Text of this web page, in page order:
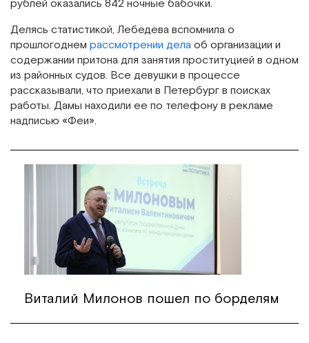
рублей оказались 842 ночные бабочки.
Делясь статистикой, Лебедева вспомнила о
прошлогоднем рассмотрении делаоб организации и
содержании притона для занятия проституцией в одном
из районных судов. Все девушки в процессе
рассказывали, что приехали в Петербург в поисках
работы. Дамы находили ее по телефону в рекламе
надписью «Феи».
Виталий Милонов пошел по борделям